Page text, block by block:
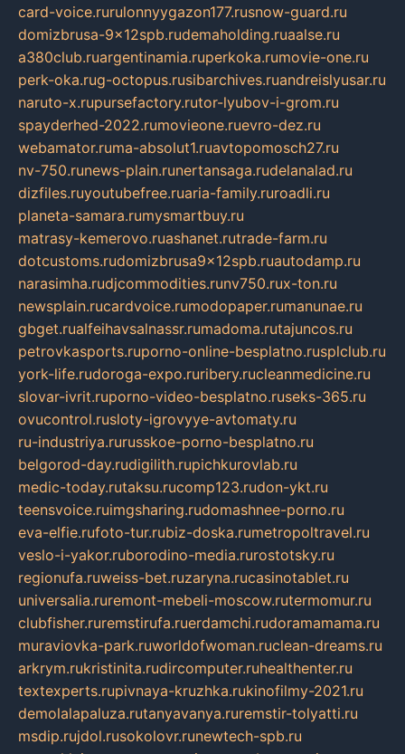
card-voice.rurulonnyygazon177.rusnow-guard.ru
domizbrusa-9x12spb.rudemaholding.ruaalse.ru
a380club.ruargentinamia.ruperkoka.rumovie-one.ru
perk-oka.rug-octopus.rusibarchives.ruandreislyusar.ru
naruto-x.rupursefactory.rutor-lyubov-i-grom.ru
spayderhed-2022.rumovieone.ruevro-dez.ru
webamator.ruma-absolut1.ruavtopomosch27.ru
nv-750.runews-plain.runertansaga.rudelanalad.ru
dizfiles.ruyoutubefree.ruaria-family.ruroadli.ru
planeta-samara.rumysmartbuy.ru
matrasy-kemerovo.ruashanet.rutrade-farm.ru
dotcustoms.rudomizbrusa9x12spb.ruautodamp.ru
narasimha.rudjcommodities.runv750.rux-ton.ru
newsplain.rucardvoice.rumodopaper.rumanunae.ru
gbget.rualfeihavsalnassr.rumadoma.rutajuncos.ru
petrovkasports.ruporno-online-besplatno.rusplclub.ru
york-life.rudoroga-expo.ruribery.rucleanmedicine.ru
slovar-ivrit.ruporno-video-besplatno.ruseks-365.ru
ovucontrol.rusloty-igrovyye-avtomaty.ru
ru-industriya.rurusskoe-porno-besplatno.ru
belgorod-day.rudigilith.rupichkurovlab.ru
medic-today.rutaksu.rucomp123.rudon-ykt.ru
teensvoice.ruimgsharing.rudomashnee-porno.ru
eva-elfie.rufoto-tur.rubiz-doska.rumetropoltravel.ru
veslo-i-yakor.ruborodino-media.rurostotsky.ru
regionufa.ruweiss-bet.ruzaryna.rucasinotablet.ru
universalia.ruremont-mebeli-moscow.rutermomur.ru
clubfisher.ruremstirufa.ruerdamchi.rudoramamama.ru
muraviovka-park.ruworldofwoman.ruclean-dreams.ru
arkrym.rukristinita.rudircomputer.ruhealthenter.ru
textexperts.rupivnaya-kruzhka.rukinofilmy-2021.ru
demolalapaluza.rutanyavanya.ruremstir-tolyatti.ru
msdip.rujdol.rusokolovr.runewtech-spb.ru